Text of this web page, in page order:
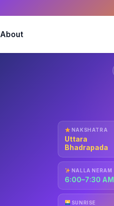
About
NAKSHATRA
Uttara
Bhadrapada
NALLA NERAM
6:00–7:30 AM
SUNRISE